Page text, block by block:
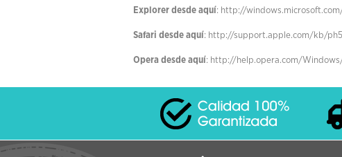
Explorer desde aquí: http://
Safari desde aquí: http://support.apple.com/kb/
Opera desde aquí: http://help.opera.com/Windows/